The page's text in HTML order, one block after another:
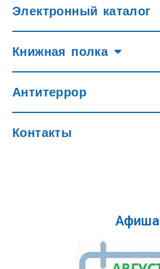
Электронный каталог
Книжная полка
Антитеррор
Контакты
Афиша